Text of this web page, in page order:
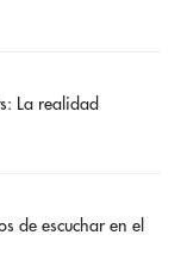
La realidad
de escuchar en el